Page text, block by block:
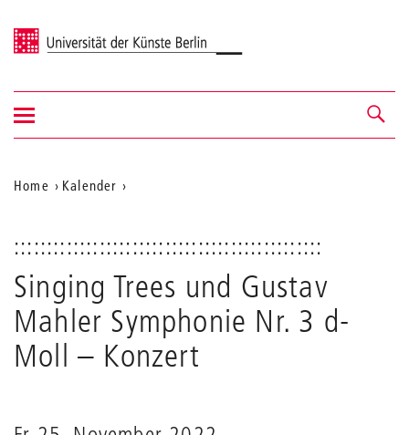
Universität der Künste Berlin
Navigation &
Suche
Navigation
ein-/ausblenden
Aktuelle
auf
der
Webseite
Home
Kalender
und
Gustav
Mahler
Symphonie
Nr.
3
d-
:::::::::::::::::::::::::::::::::::::::::::::::
Singing Trees und Gustav
Mahler Symphonie Nr. 3 d-
Moll – Konzert